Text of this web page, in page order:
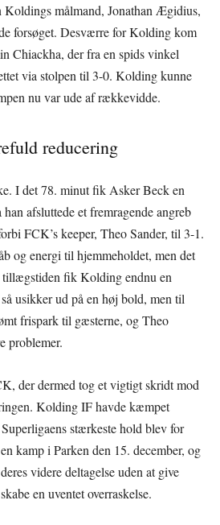
Koldings målmand, Jonathan Ægidius,
forsøget. Desværre for Kolding kom
Chiackha, der fra en spids vinkel
via stolpen til 3-0. Kolding kunne
nu var ude af rækkevidde.
reducering
I det 78. minut fik Asker Beck en
afsluttede et fremragende angreb
FCK’s keeper, Theo Sander, til 3-1.
og energi til hjemmeholdet, men det
fik Kolding endnu en
usikker ud på en høj bold, men til
frispark til gæsterne, og Theo
problemer.
der dermed tog et vigtigt skridt mod
Kolding IF havde kæmpet
stærkeste hold blev for
kamp i Parken den 15. december, og
videre deltagelse uden at give
en uventet overraskelse.